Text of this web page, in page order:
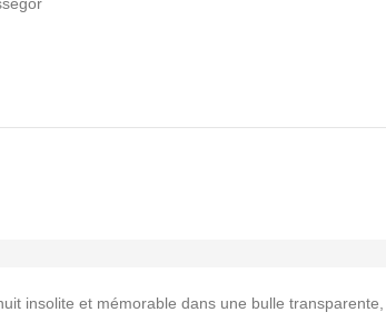
insolite et mémorable dans une bulle